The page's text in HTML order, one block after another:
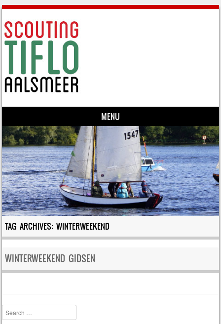
MENU
Skip to content
TAG ARCHIVES:WINTERWEEKEND
WINTERWEEKEND GIDSEN
Search